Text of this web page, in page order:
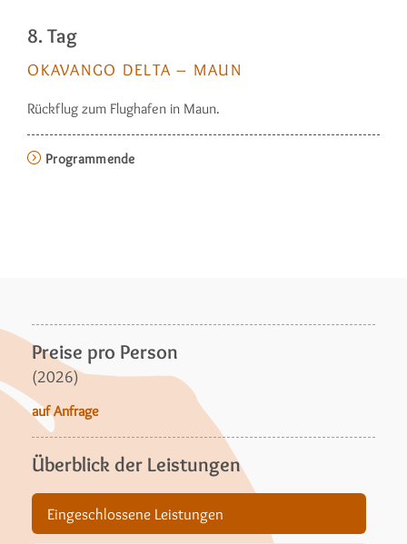
8. Tag
OKAVANGO DELTA – MAUN
Rückflug zum Flughafen in Maun.
Programmende
Preise pro Person
(2026)
auf Anfrage
Überblick der Leistungen
Eingeschlossene Leistungen